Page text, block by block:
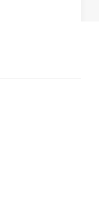
cost to